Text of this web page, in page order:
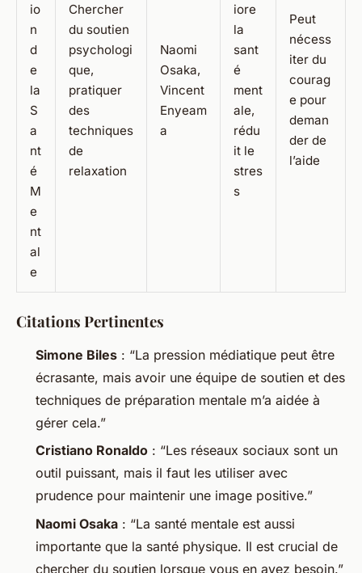
io
n
d
e
la
S
a
nt
é
M
e
nt
al
e
Chercher
du soutien
psychologi
que,
pratiquer
des
techniques
de
relaxation
Naomi
Osaka,
Vincent
Enyeam
a
iore
la
sant
é
ment
ale,
rédu
it le
stres
s
Peut
nécess
iter du
courag
e pour
deman
der de
l’aide
Citations Pertinentes
Simone Biles : “La pression médiatique peut être
écrasante, mais avoir une équipe de soutien et des
techniques de préparation mentale m’a aidée à
gérer cela.”
Cristiano Ronaldo : “Les réseaux sociaux sont un
outil puissant, mais il faut les utiliser avec
prudence pour maintenir une image positive.”
Naomi Osaka : “La santé mentale est aussi
importante que la santé physique. Il est crucial de
chercher du soutien lorsque vous en avez besoin.”